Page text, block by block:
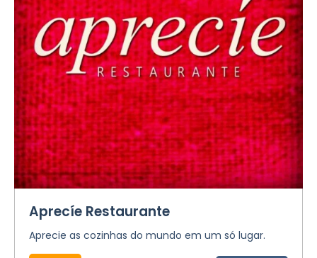
Aprecíe Restaurante
Aprecie as cozinhas do mundo em um só lugar.